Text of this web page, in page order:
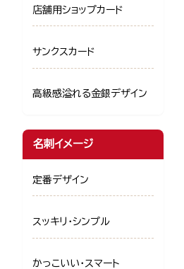
店舗用ショップカード
サンクスカード
高級感溢れる金銀デザイン
名刺イメージ
定番デザイン
スッキリ・シンプル
かっこいい・スマート